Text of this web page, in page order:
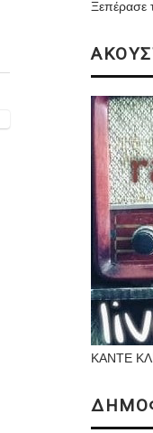
Ξεπέρασε
ΚΑΝΤΕ